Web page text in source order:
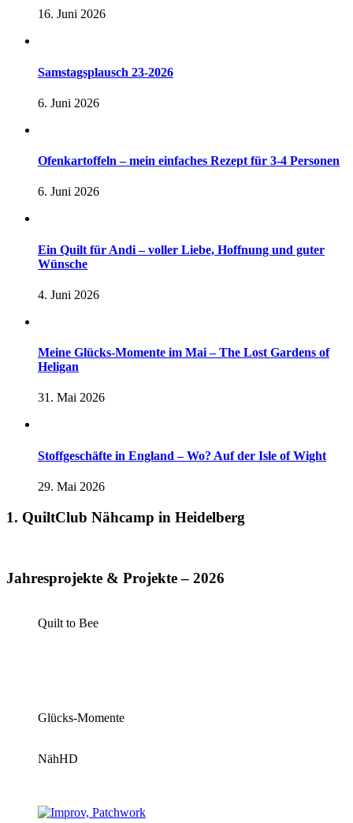
16. Juni 2026
Samstagsplausch 23-2026
6. Juni 2026
Ofenkartoffeln – mein einfaches Rezept für 3-4 Personen
6. Juni 2026
Ein Quilt für Andi – voller Liebe, Hoffnung und guter
Wünsche
4. Juni 2026
Meine Glücks-Momente im Mai – The Lost Gardens of
Heligan
31. Mai 2026
Stoffgeschäfte in England – Wo? Auf der Isle of Wight
29. Mai 2026
1. QuiltClub Nähcamp in Heidelberg
Jahresprojekte & Projekte – 2026
Quilt to Bee
Glücks-Momente
NähHD